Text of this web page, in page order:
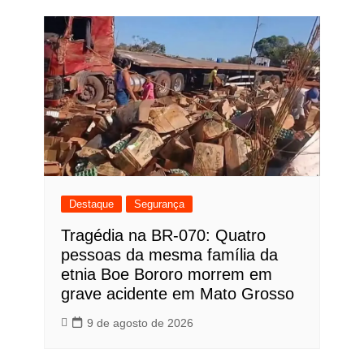
Destaque Segurança
Tragédia na BR-070: Quatro
pessoas da mesma família da
etnia Boe Bororo morrem em
grave acidente em Mato Grosso
9 de agosto de 2026